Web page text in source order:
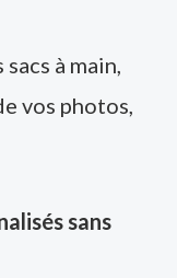
à main,
vos photos,
sans